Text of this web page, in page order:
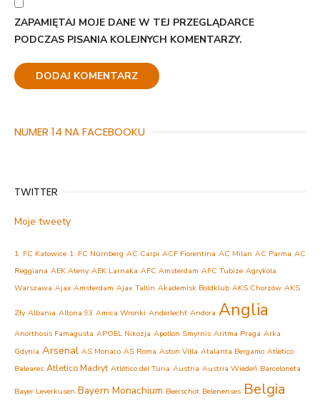
ZAPAMIĘTAJ MOJE DANE W TEJ PRZEGLĄDARCE
PODCZAS PISANIA KOLEJNYCH KOMENTARZY.
NUMER 14 NA FACEBOOKU
TWITTER
Moje tweety
1. FC Katowice 1. FC Nürnberg AC Carpi ACF Fiorentina AC Milan AC Parma AC
Reggiana AEK Ateny AEK Larnaka AFC Amsterdam AFC Tubize Agrykola
Warszawa Ajax Amsterdam Ajax Tallin Akademisk Boldklub AKS Chorzów AKS
Zły Albania Altona 93 Amica Wronki Anderlecht Andora Anglia
Anorthosis Famagusta APOEL Nikozja Apollon Smyrnis Aritma Praga Arka
Gdynia Arsenal AS Monaco AS Roma Aston Villa Atalanta Bergamo Atletico
Baleares Atletico Madryt Atlético del Turia Austria Austria Wiedeń Barceloneta
Bayer Leverkusen Bayern Monachium Beerschot Belenenses Belgia